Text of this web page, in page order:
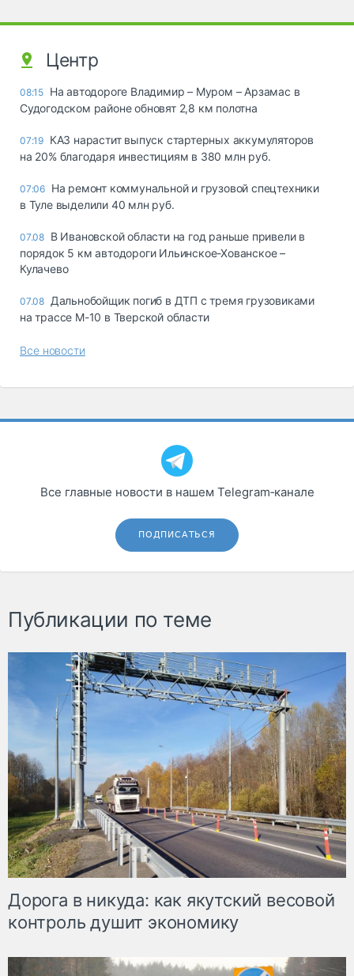
Центр
08:15 На автодороге Владимир – Муром – Арзамас в
Судогодском районе обновят 2,8 км полотна
07:19 КАЗ нарастит выпуск стартерных аккумуляторов
на 20% благодаря инвестициям в 380 млн руб.
07:06 На ремонт коммунальной и грузовой спецтехники
в Туле выделили 40 млн руб.
07.08 В Ивановской области на год раньше привели в
порядок 5 км автодороги Ильинское-Хованское –
Кулачево
07.08 Дальнобойщик погиб в ДТП с тремя грузовиками
на трассе М-10 в Тверской области
Все новости
Все главные новости в нашем Telegram‑канале
ПОДПИСАТЬСЯ
Публикации по теме
Дорога в никуда: как якутский весовой
контроль душит экономику